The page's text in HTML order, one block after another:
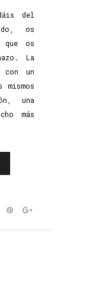
del
os
os
La
con un
una
más